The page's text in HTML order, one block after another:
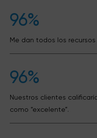
96%
Me dan todos los
96%
Nuestros clientes
como “excelente”.